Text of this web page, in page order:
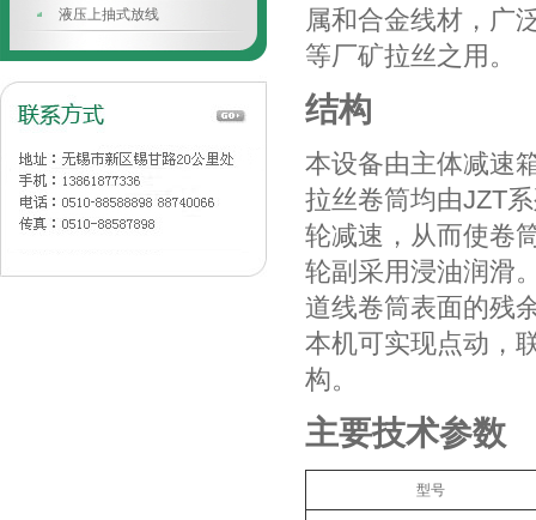
液压上抽式放线
属和合金线材，广
等厂矿拉丝之用。
结构
本设备由主体减速
拉丝卷筒均由JZT
轮减速，从而使卷
轮副采用浸油润滑
道线卷筒表面的残
本机可实现点动，
构。
主要技术参数
型号